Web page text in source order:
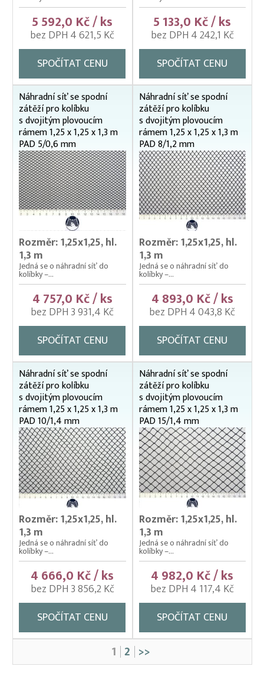
5 592,0 Kč / ks
bez DPH 4 621,5 Kč
SPOČÍTAT CENU
5 133,0 Kč / ks
bez DPH 4 242,1 Kč
SPOČÍTAT CENU
Náhradní síť se spodní
zátěží pro kolíbku
s dvojitým plovoucím
rámem 1,25 x 1,25 x 1,3 m
PAD 5/0,6 mm
Rozměr: 1,25x1,25, hl.
1,3 m
Jedná se o náhradní síť do
kolíbky –...
4 757,0 Kč / ks
bez DPH 3 931,4 Kč
SPOČÍTAT CENU
Náhradní síť se spodní
zátěží pro kolíbku
s dvojitým plovoucím
rámem 1,25 x 1,25 x 1,3 m
PAD 8/1,2 mm
Rozměr: 1,25x1,25, hl.
1,3 m
Jedná se o náhradní síť do
kolíbky –...
4 893,0 Kč / ks
bez DPH 4 043,8 Kč
SPOČÍTAT CENU
Náhradní síť se spodní
zátěží pro kolíbku
s dvojitým plovoucím
rámem 1,25 x 1,25 x 1,3 m
PAD 10/1,4 mm
Rozměr: 1,25x1,25, hl.
1,3 m
Jedná se o náhradní síť do
kolíbky –...
4 666,0 Kč / ks
bez DPH 3 856,2 Kč
SPOČÍTAT CENU
Náhradní síť se spodní
zátěží pro kolíbku
s dvojitým plovoucím
rámem 1,25 x 1,25 x 1,3 m
PAD 15/1,4 mm
Rozměr: 1,25x1,25, hl.
1,3 m
Jedná se o náhradní síť do
kolíbky –...
4 982,0 Kč / ks
bez DPH 4 117,4 Kč
SPOČÍTAT CENU
1 2 >>